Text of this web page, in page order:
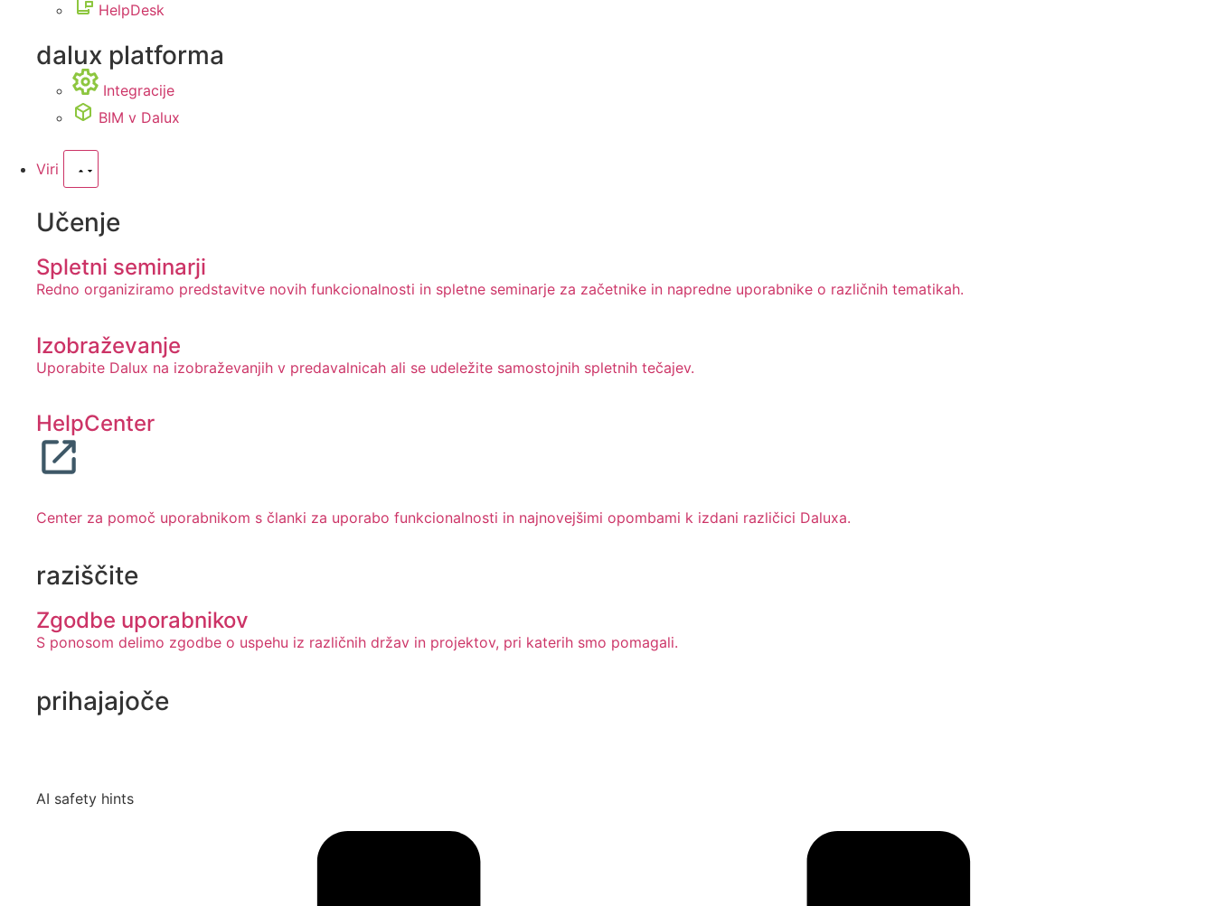
HelpDesk
dalux platforma
Integracije
BIM v Dalux
Viri
Učenje
Spletni seminarji
Redno organiziramo predstavitve novih funkcionalnosti in spletne seminarje za začetnike in napredne uporabnike o različnih tematikah.
Izobraževanje
Uporabite Dalux na izobraževanjih v predavalnicah ali se udeležite samostojnih spletnih tečajev.
HelpCenter
Center za pomoč uporabnikom s članki za uporabo funkcionalnosti in najnovejšimi opombami k izdani različici Daluxa.
raziščite
Zgodbe uporabnikov
S ponosom delimo zgodbe o uspehu iz različnih držav in projektov, pri katerih smo pomagali.
prihajajoče
AI safety hints